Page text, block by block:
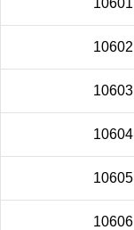
10601
10602
10603
10604
10605
10606